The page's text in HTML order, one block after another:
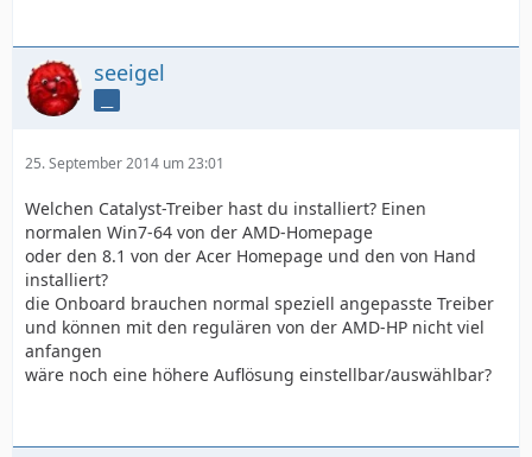
seeigel
25. September 2014 um 23:01
Welchen Catalyst-Treiber hast du installiert? Einen
normalen Win7-64 von der AMD-Homepage
oder den 8.1 von der Acer Homepage und den von Hand
installiert?
die Onboard brauchen normal speziell angepasste Treiber
und können mit den regulären von der AMD-HP nicht viel
anfangen
wäre noch eine höhere Auflösung einstellbar/auswählbar?